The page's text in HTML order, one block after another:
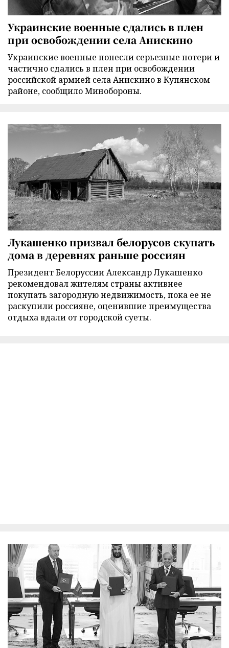
Украинские военные сдались в плен
при освобождении села Анискино
Украинские военные понесли серьезные потери и
частично сдались в плен при освобождении
российской армией села Анискино в Купянском
районе, сообщило Минобороны.
Лукашенко призвал белорусов скупать
дома в деревнях раньше россиян
Президент Белоруссии Александр Лукашенко
рекомендовал жителям страны активнее
покупать загородную недвижимость, пока ее не
раскупили россияне, оценившие преимущества
отдыха вдали от городской суеты.